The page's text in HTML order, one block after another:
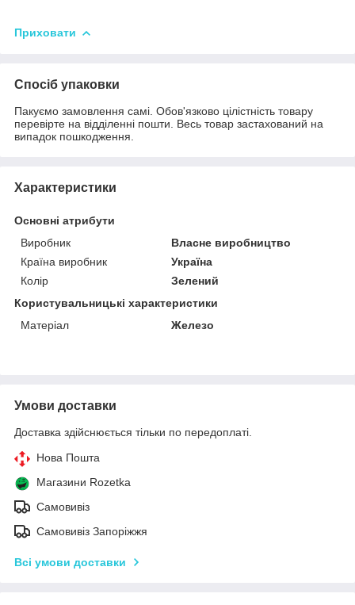
Приховати
Спосіб упаковки
Пакуємо замовлення самі. Обов'язково цілістність товару
перевірте на відділенні пошти. Весь товар застахований на
випадок пошкодження.
Характеристики
Основні атрибути
Виробник
Власне виробництво
Країна виробник
Україна
Колір
Зелений
Користувальницькі характеристики
Матеріал
Железо
Умови доставки
Доставка здійснюється тільки по передоплаті.
Нова Пошта
Магазини Rozetka
Самовивіз
Самовивіз Запоріжжя
Всі умови доставки